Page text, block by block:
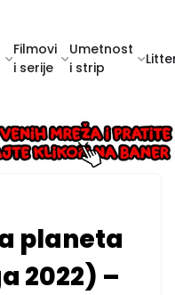
Filmovi
i serije
Umetnost
i strip
planeta
2022) –